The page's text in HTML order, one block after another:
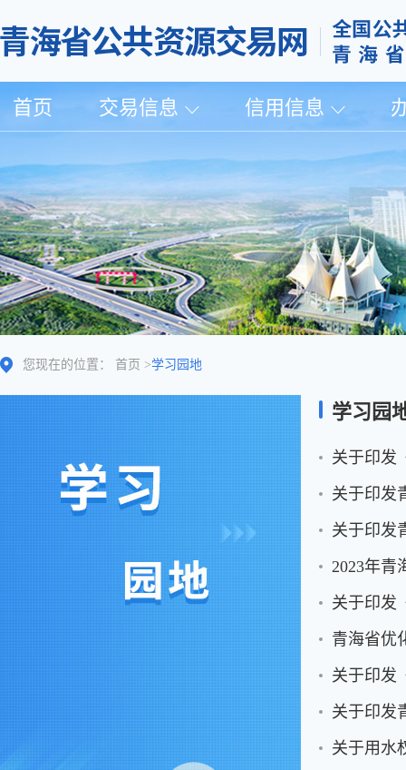
首页 交易信息 信用信息
您现在的位置： 首页 >学习园地
学习园
关于印发
关于印发
关于印发
2023年青
关于印发
青海省优
关于印发
关于印发
关于用水